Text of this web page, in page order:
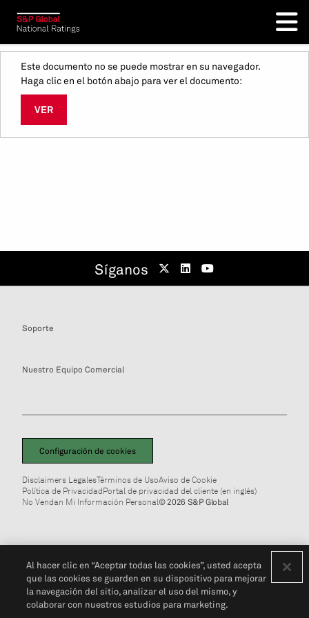
Este documento no se puede mostrar en su navegador.
Haga clic en el botón abajo para ver el documento:
VER
Síganos
Soporte
Nuestro Equipo Comercial
Configuración de cookies
Disclaimers LegalesTérminos de UsoAviso de Cookie
Política de PrivacidadPortal de privacidad del cliente (en inglés)
No Vendan Mi Información Personal© 2026 S&P Global
Al hacer clic en “Aceptar todas las cookies”, usted acepta
que las cookies se guarden en su dispositivo para mejorar
la navegación del sitio, analizar el uso del mismo, y
colaborar con nuestros estudios para marketing.